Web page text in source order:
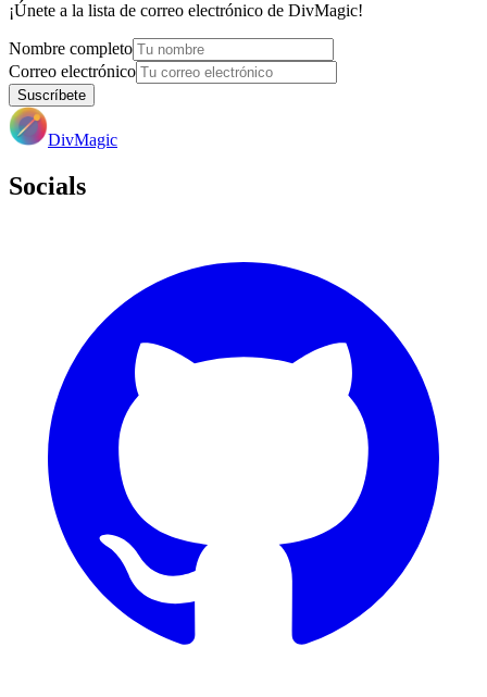
¡Únete a la lista de correo electrónico de DivMagic!
Nombre completo
Correo electrónico
Suscríbete
DivMagic
Socials